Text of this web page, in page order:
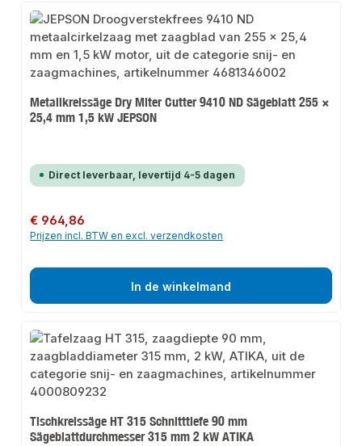
Metallkreissäge Dry Miter Cutter 9410 ND Sägeblatt 255 ×
25,4 mm 1,5 kW JEPSON
Direct leverbaar, levertijd 4-5 dagen
Normale prijs:
€ 964,86
Prijzen incl. BTW en excl. verzendkosten
In de winkelmand
Tischkreissäge HT 315 Schnitttiefe 90 mm
Sägeblattdurchmesser 315 mm 2 kW ATIKA